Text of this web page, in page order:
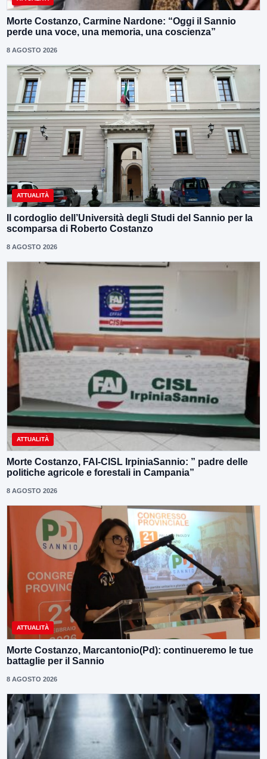
Morte Costanzo, Carmine Nardone: “Oggi il Sannio
perde una voce, una memoria, una coscienza”
8 AGOSTO 2026
ATTUALITÀ
Il cordoglio dell’Università degli Studi del Sannio per la
scomparsa di Roberto Costanzo
8 AGOSTO 2026
ATTUALITÀ
Morte Costanzo, FAI-CISL IrpiniaSannio: ” padre delle
politiche agricole e forestali in Campania”
8 AGOSTO 2026
ATTUALITÀ
Morte Costanzo, Marcantonio(Pd): continueremo le tue
battaglie per il Sannio
8 AGOSTO 2026